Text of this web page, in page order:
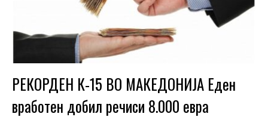
РЕКОРДЕН К-15 ВО МАКЕДОНИЈА Еден
вработен добил речиси 8.000 евра